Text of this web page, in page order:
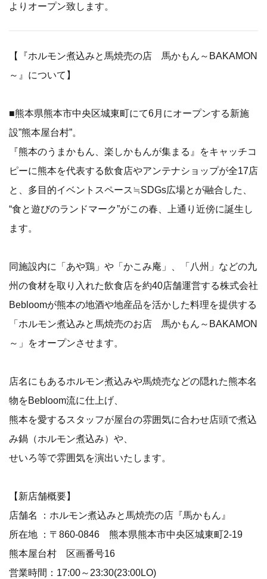
よりオープン致します。
【『ホルモン煮込みと馬焼売の店 馬かもん～BAKAMON
～』について】
■熊本県熊本市中央区城東町にて6月にオープンする新施
設”熊本屋台村”。
『熊本のうまかもん、楽しかもんが集まる』をキャッチコ
ピーに熊本を代表する飲食店やアンテナショップが全17店
と、多目的イベントスペース≒SDGs広場とが融合した、
“食と遊びのランドマーク”がこの春、上通り近傍に誕生し
ます。
同施設内に「あや鶏」や「かこみ庵」、「八州」などの九
州の食材を取り入れた飲食店を約40店舗運営する株式会社
Bebloomが熊本の地酒や地産品を活かした料理を提供する
「ホルモン煮込みと馬焼売のお店 馬かもん～BAKAMON
～」をオープンさせます。
店名にもあるホルモン煮込みや馬焼売などの隠れた熊本名
物をBebloom流に仕上げ、
熊本を愛するスタッフが屋台の雰囲気に合わせ店頭で煮込
み鍋（ホルモン煮込み）や、
せいろ等で雰囲気を演出いたします。
【新店舗概要】
店舗名 ：ホルモン煮込みと馬焼売の店『馬かもん』
所在地 ：〒860-0846 熊本県熊本市中央区城東町2-19
熊本屋台村 区画番号16
営業時間：17:00～23:30(23:00LO)